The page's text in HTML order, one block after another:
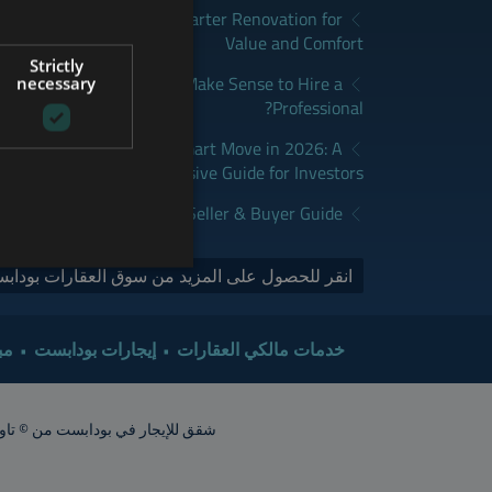
How to Plan a Smarter Renovation for
Value and Comfort
When Does It Make Sense to Hire a
Professional?
Real Estate is a Smart Move in 2026: A
Comprehensive Guide for Investors
Sales Market in 2026 | Seller & Buyer Guide
انقر للحصول على المزيد من سوق العقارات
خدمات مالكي العقارات إيجارات بودابست
شقق للإيجار في بودابست من © تاور إنترناشيونال 2015. جميع الحقوق محفوظة. أشعار الشقق تقريبية. ينبغي
FRENCH
SPANISH
Strictly
necessary